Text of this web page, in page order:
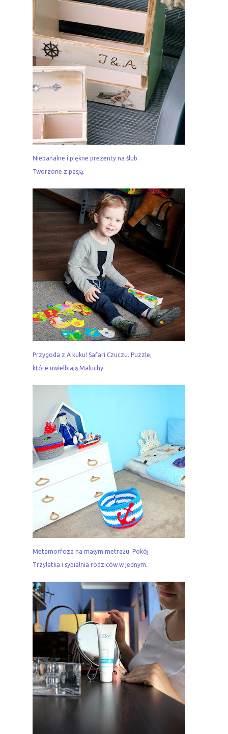
Niebanalne i piękne prezenty na ślub.
Tworzone z pasją.
Przygoda z A kuku! Safari Czuczu. Puzzle,
które uwielbiają Maluchy.
Metamorfoza na małym metrażu. Pokój
Trzylatka i sypialnia rodziców w jednym.